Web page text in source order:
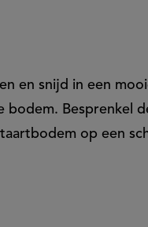
en snijd in een
bodem. Besprenkel
op een